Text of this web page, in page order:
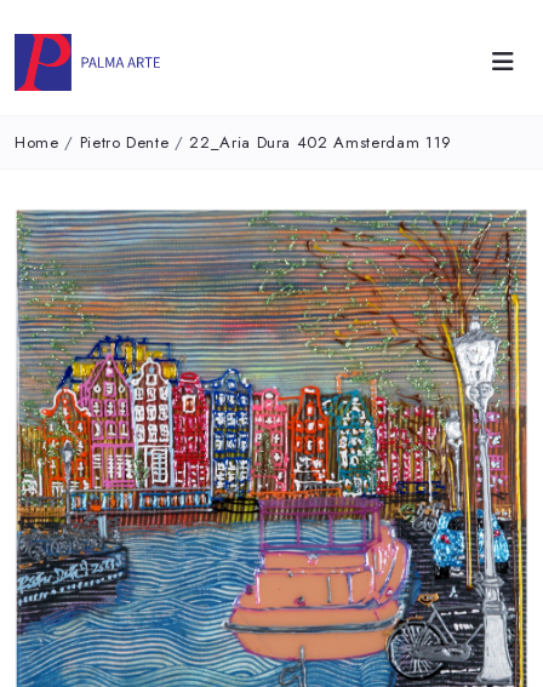
Home / Pietro Dente /22_Aria Dura 402 Amsterdam 119